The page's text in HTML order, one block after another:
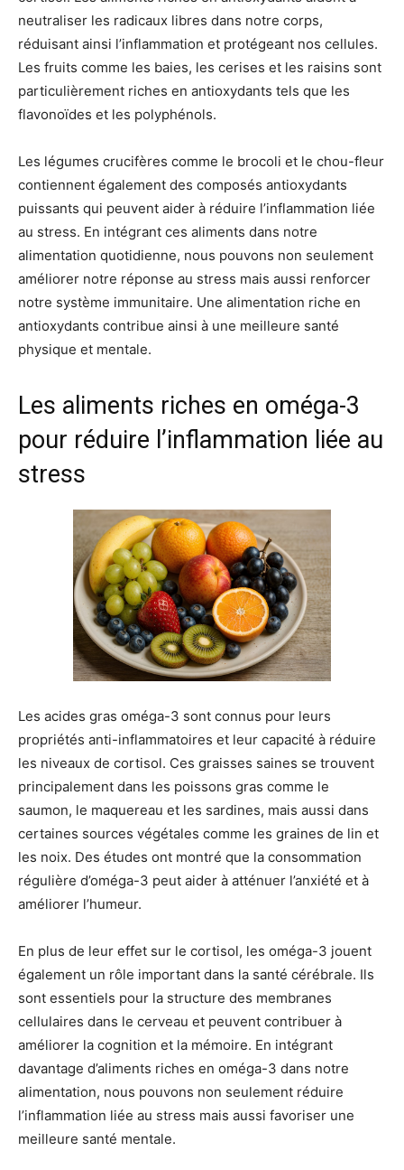
neutraliser les radicaux libres dans notre corps,
réduisant ainsi l’inflammation et protégeant nos cellules.
Les fruits comme les baies, les cerises et les raisins sont
particulièrement riches en antioxydants tels que les
flavonoïdes et les polyphénols.
Les légumes crucifères comme le brocoli et le chou-fleur
contiennent également des composés antioxydants
puissants qui peuvent aider à réduire l’inflammation liée
au stress. En intégrant ces aliments dans notre
alimentation quotidienne, nous pouvons non seulement
améliorer notre réponse au stress mais aussi renforcer
notre système immunitaire. Une alimentation riche en
antioxydants contribue ainsi à une meilleure santé
physique et mentale.
Les aliments riches en oméga-3
pour réduire l’inflammation liée au
stress
Les acides gras oméga-3 sont connus pour leurs
propriétés anti-inflammatoires et leur capacité à réduire
les niveaux de cortisol. Ces graisses saines se trouvent
principalement dans les poissons gras comme le
saumon, le maquereau et les sardines, mais aussi dans
certaines sources végétales comme les graines de lin et
les noix. Des études ont montré que la consommation
régulière d’oméga-3 peut aider à atténuer l’anxiété et à
améliorer l’humeur.
En plus de leur effet sur le cortisol, les oméga-3 jouent
également un rôle important dans la santé cérébrale. Ils
sont essentiels pour la structure des membranes
cellulaires dans le cerveau et peuvent contribuer à
améliorer la cognition et la mémoire. En intégrant
davantage d’aliments riches en oméga-3 dans notre
alimentation, nous pouvons non seulement réduire
l’inflammation liée au stress mais aussi favoriser une
meilleure santé mentale.